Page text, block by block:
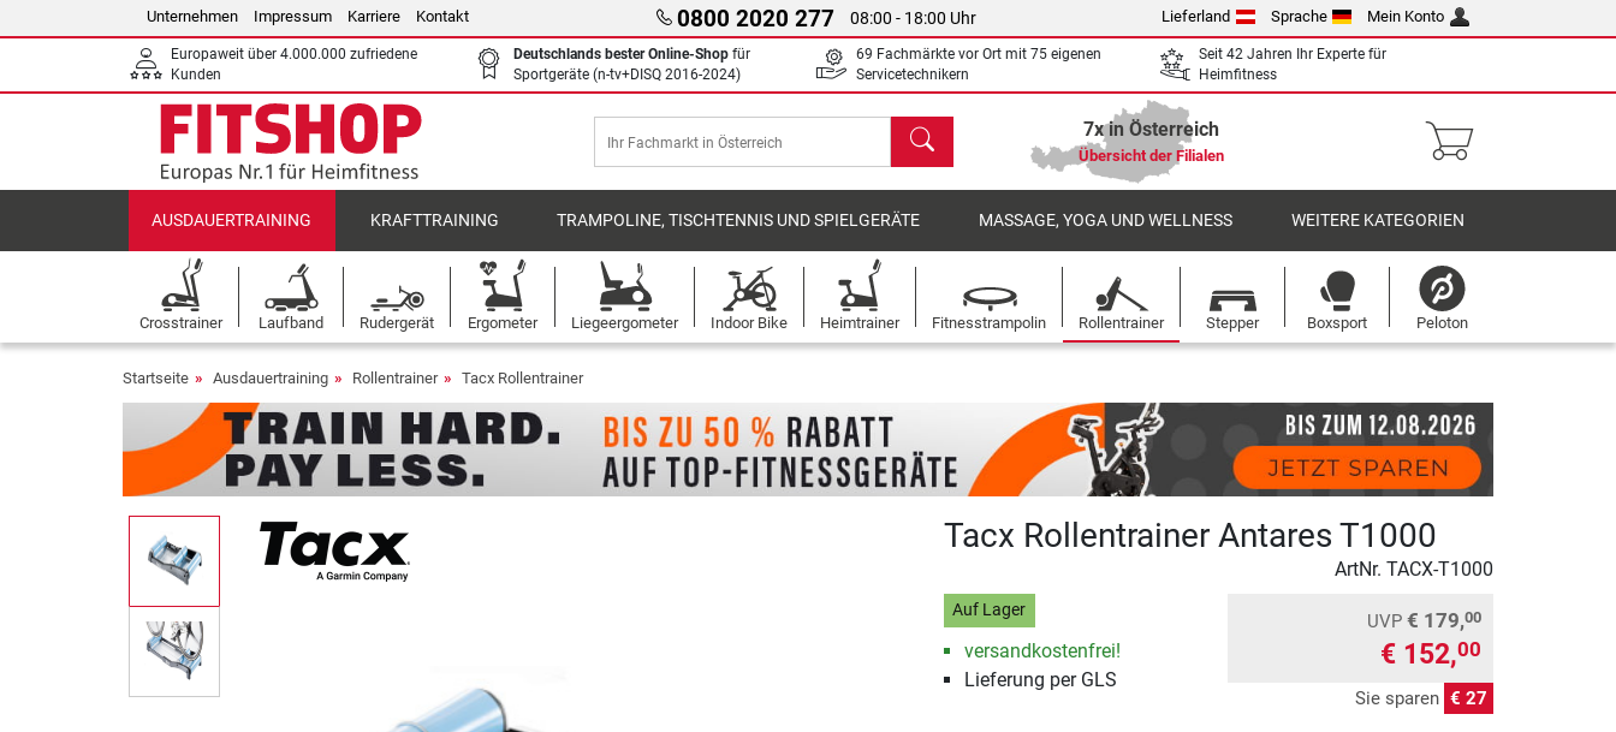
Unternehmen Impressum Karriere Kontakt 0800 2020 277 08:00 - 18:00 Uhr Lieferland Sprache Mein Konto
Europaweit über 4.000.000 zufriedene
Kunden
Deutschlands bester Online-Shop für
Sportgeräte (n-tv+DISQ 2016-2024)
69 Fachmärkte vor Ort mit 75 eigenen
Servicetechnikern
Seit 42 Jahren Ihr Experte für
Heimfitness
Suchen 7x in Österreich
Übersicht der Filialen
AUSDAUERTRAINING KRAFTTRAINING TRAMPOLINE, TISCHTENNIS UND SPIELGERÄTE MASSAGE, YOGA UND WELLNESS WEITERE KATEGORIEN
Crosstrainer Laufband Rudergerät Ergometer Liegeergometer Indoor Bike Heimtrainer Fitnesstrampolin Rollentrainer Stepper Boxsport Peloton
Startseite Ausdauertraining Rollentrainer Tacx Rollentrainer
Tacx Rollentrainer Antares T1000
ArtNr. TACX-T1000
Auf Lager
versandkostenfrei!
Lieferung per GLS
UVP € 179,00
€ 152,00
Sie sparen € 27